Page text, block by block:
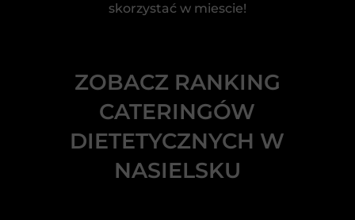
skorzystać w miescie!
ZOBACZ RANKING
CATERINGÓW
DIETETYCZNYCH W
NASIELSKU